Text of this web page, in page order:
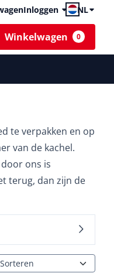
Inloggen NL
Winkelwagen 0
te verpakken en op
van de kachel.
ons is
terug, dan zijn de